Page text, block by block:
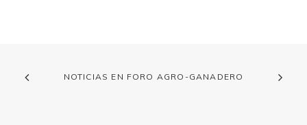
NOTICIAS EN FORO AGRO-GANADERO